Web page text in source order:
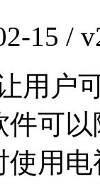
15 /
用户
可
用